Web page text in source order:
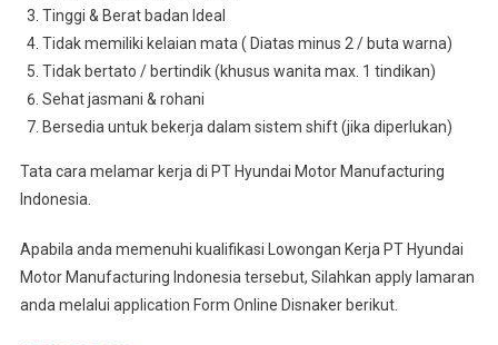
Tinggi & Berat badan Ideal
Tidak memiliki kelaian mata ( Diatas minus 2 / buta warna)
Tidak bertato / bertindik (khusus wanita max. 1 tindikan)
Sehat jasmani & rohani
Bersedia untuk bekerja dalam sistem shift (jika diperlukan)
Tata cara melamar kerja di PT Hyundai Motor Manufacturing
Indonesia.
Apabila anda memenuhi kualifikasi Lowongan Kerja PT Hyundai
Motor Manufacturing Indonesia tersebut, Silahkan apply lamaran
anda melalui application Form Online Disnaker berikut.